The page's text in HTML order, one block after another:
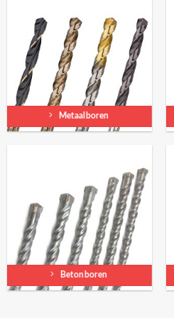
Metaalboren
Betonboren